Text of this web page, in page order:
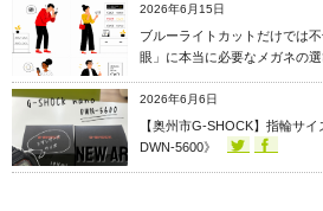
2026年6月15日
ブルーライトカットだけでは
眼」に本当に必要なメガネの
2026年6月6日
【奥州市G-SHOCK】指輪サ
DWN-5600》